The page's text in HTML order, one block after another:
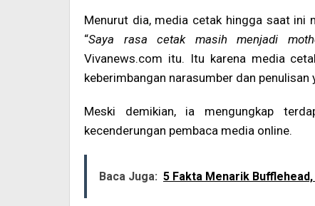
Menurut dia, media cetak hingga saat ini
“Saya rasa cetak masih menjadi
Vivanews.com itu. Itu karena media
keberimbangan narasumber dan penulisan
Meski demikian, ia mengungkap
kecenderungan pembaca media online.
Baca Juga: 5 Fakta Menarik